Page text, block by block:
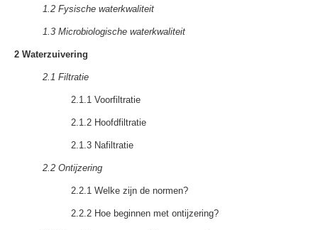
1.2 Fysische waterkwaliteit
1.3 Microbiologische waterkwaliteit
2 Waterzuivering
2.1 Filtratie
2.1.1 Voorfiltratie
2.1.2 Hoofdfiltratie
2.1.3 Nafiltratie
2.2 Ontijzering
2.2.1 Welke zijn de normen?
2.2.2 Hoe beginnen met ontijzering?